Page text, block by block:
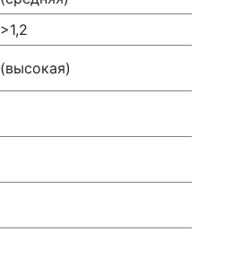
>1,2
(высокая)